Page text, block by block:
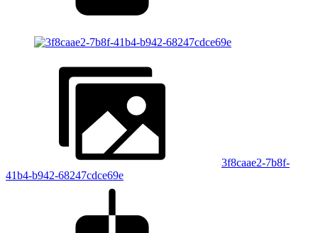
3f8caae2-7b8f-
41b4-b942-68247cdce69e